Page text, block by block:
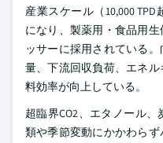
産業スケール（10,000
になり、製薬用・食品用
ッサーに採用されている
量、下流回収負荷、エネ
料効率が向上している。
超臨界CO2、エタノール
類や季節変動にかかわら